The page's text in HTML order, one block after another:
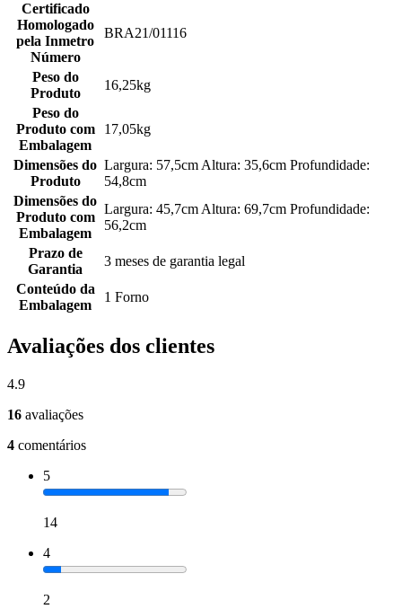
Certificado
Homologado
pela Inmetro
Número
BRA21/01116
Peso do
Produto
16,25kg
Peso do
Produto com
Embalagem
17,05kg
Dimensões do
Produto
Largura: 57,5cm Altura: 35,6cm Profundidade:
54,8cm
Dimensões do
Produto com
Embalagem
Largura: 45,7cm Altura: 69,7cm Profundidade:
56,2cm
Prazo de
Garantia
3 meses de garantia legal
Conteúdo da
Embalagem
1 Forno
Avaliações dos clientes
4.9
16 avaliações
4 comentários
5
14
4
2